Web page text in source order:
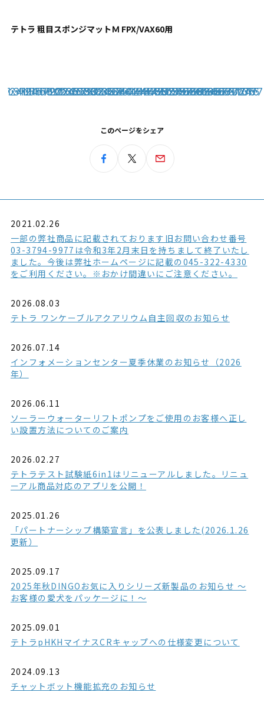
テトラ 粗目スポンジマットＭ FPX/VAX60用
1234111213141516171819
20
21
22
23
24
25
26
27
28
29
30
31
32
33
34
35
36
37
38
39
40
41
42
43
44
45
46
47
48
49
50
51
52
53
54
55
56
57
58
59
60
61
62
63
64
65
66
67
68
69
70
71
72
73
74
75
76
77
このページをシェア
2021.02.26
一部の弊社商品に記載されております旧お問い合わせ番号
03-3794-9977は令和3年2月末日を持ちまして終了いたし
ました。今後は弊社ホームページに記載の045-322-4330
をご利用ください。※おかけ間違いにご注意ください。
2026.08.03
テトラ ワンケーブルアクアリウム自主回収のお知らせ
2026.07.14
インフォメーションセンター夏季休業のお知らせ（2026
年）
2026.06.11
ソーラーウォーターリフトポンプをご使用のお客様へ正し
い設置方法についてのご案内
2026.02.27
テトラテスト試験紙6in1はリニューアルしました。リニュ
ーアル商品対応のアプリを公開！
2025.01.26
「パートナーシップ構築宣言」を公表しました(2026.1.26
更新）
2025.09.17
2025年秋DINGOお気に入りシリーズ新製品のお知らせ ～
お客様の愛犬をパッケージに！～
2025.09.01
テトラpHKHマイナスCRキャップへの仕様変更について
2024.09.13
チャットボット機能拡充のお知らせ